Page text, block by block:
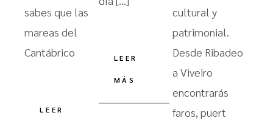
sabes que las
mareas del
Cantábrico
LEER
LEER
MÁS
cultural y
patrimonial.
Desde Ribadeo
a Viveiro
encontrarás
faros, puert